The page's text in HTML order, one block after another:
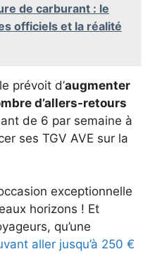
de carburant : le
officiels et la réalité
prévoit d’augmenter
d’allers-retours
de 6 par semaine à
ses TGV AVE sur la
exceptionnelle
horizons ! Et
qu’une
aller jusqu’à 250 €